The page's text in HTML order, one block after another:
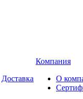
Доставка
Компания
О